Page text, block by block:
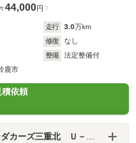
44,000円
走行 3.0万km
修復
なし
整備
法定整備付
鹿市
積依頼
重北 Ｕ－Ｓｅｌｅｃｔ鈴鹿